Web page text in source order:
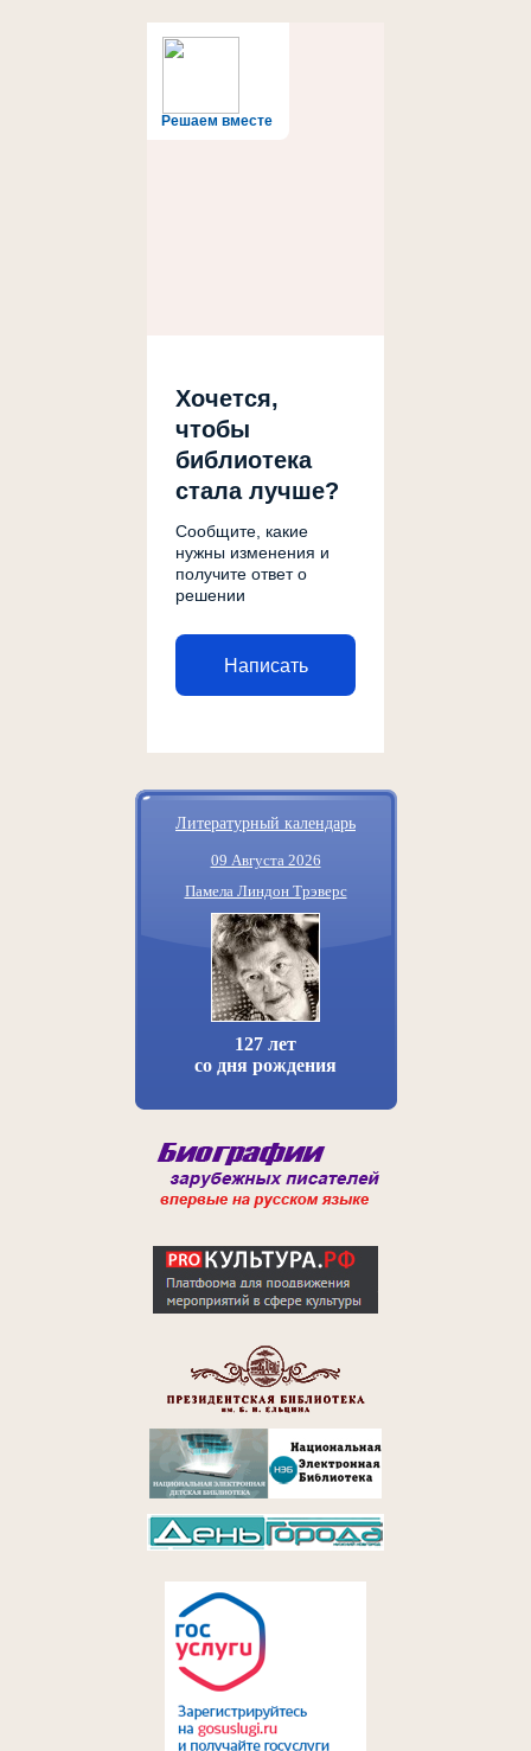
Решаем вместе
Хочется,
чтобы
библиотека
стала лучше?
Сообщите, какие
нужны изменения и
получите ответ о
решении
Написать
Литературный календарь
09 Августа 2026
Памела Линдон Трэверс
127 лет
со дня рождения